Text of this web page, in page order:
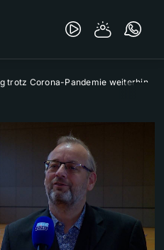
trotz Corona-Pandemie weiterhin